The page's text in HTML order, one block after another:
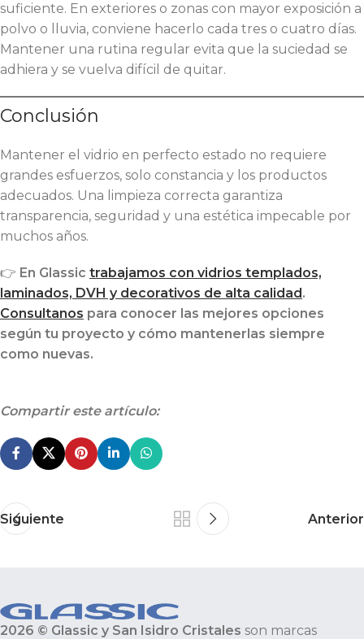
suficiente. En exteriores o zonas con mayor exposición a
polvo o lluvia, conviene hacerlo cada tres o cuatro días.
Mantener una rutina regular evita que la suciedad se
adhiera y se vuelva difícil de quitar.
Conclusión
Mantener el vidrio en perfecto estado no requiere
grandes esfuerzos, solo constancia y los productos
adecuados. Una limpieza correcta garantiza
transparencia, seguridad y una estética impecable por
muchos años.
👉 En Glassic trabajamos con vidrios templados,
laminados, DVH y decorativos de alta calidad .
Consultanos para conocer las mejores opciones
según tu proyecto y cómo mantenerlas siempre
como nuevas.
Compartir este artículo:
Siguiente Anterior
2026 © Glassic y San Isidro Cristales son marcas